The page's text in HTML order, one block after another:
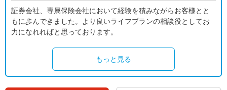
証券会社、専属保険会社において経験を積みながらお客様とと
もに歩んできました。より良いライフプランの相談役としてお
力になれればと思っております。
もっと見る